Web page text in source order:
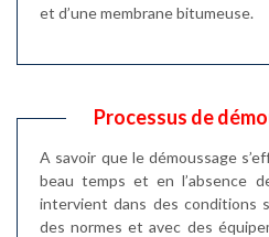
et d’une membrane bitumeuse.
Processus de
A savoir que le démoussage
beau temps et en l’absence
intervient dans des conditions
des normes et avec des